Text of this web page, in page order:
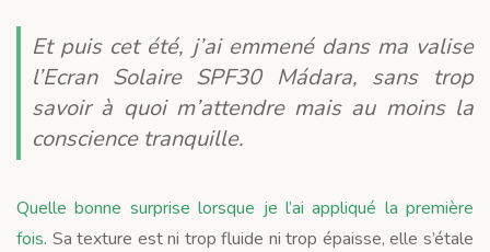
Et puis cet été, j’ai emmené dans ma valise
l’Ecran Solaire SPF30 Mádara, sans trop
savoir à quoi m’attendre mais au moins la
conscience tranquille.
Quelle bonne surprise lorsque je l’ai appliqué la première
fois. Sa texture est ni trop fluide ni trop épaisse, elle s’étale